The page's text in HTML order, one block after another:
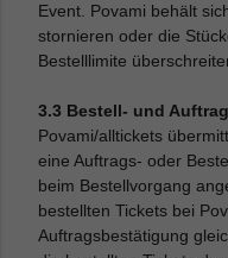
Event. Povami behält
stornieren oder die
Bestelllimite
3.3 Bestell- und
Povami/alltickets
eine Auftrags- oder
beim Bestellvorgang
bestellten Tickets bei
Auftragsbestätigung